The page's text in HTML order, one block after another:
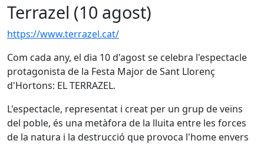
Terrazel (10 agost)
https://www.terrazel.cat/
Com cada any, el dia 10 d'agost se celebra l'espectacle
protagonista de la Festa Major de Sant Llorenç
d'Hortons: EL TERRAZEL.
L'espectacle, representat i creat per un grup de veïns
del poble, és una metàfora de la lluita entre les forces
de la natura i la destrucció que provoca l'home envers